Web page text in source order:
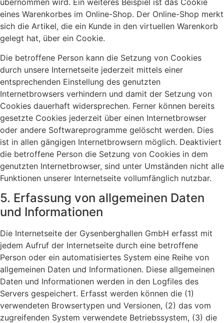
übernommen wird. Ein weiteres Beispiel ist das Cookie
eines Warenkorbes im Online-Shop. Der Online-Shop merkt
sich die Artikel, die ein Kunde in den virtuellen Warenkorb
gelegt hat, über ein Cookie.
Die betroffene Person kann die Setzung von Cookies
durch unsere Internetseite jederzeit mittels einer
entsprechenden Einstellung des genutzten
Internetbrowsers verhindern und damit der Setzung von
Cookies dauerhaft widersprechen. Ferner können bereits
gesetzte Cookies jederzeit über einen Internetbrowser
oder andere Softwareprogramme gelöscht werden. Dies
ist in allen gängigen Internetbrowsern möglich. Deaktiviert
die betroffene Person die Setzung von Cookies in dem
genutzten Internetbrowser, sind unter Umständen nicht alle
Funktionen unserer Internetseite vollumfänglich nutzbar.
5. Erfassung von allgemeinen Daten
und Informationen
Die Internetseite der Gysenberghallen GmbH erfasst mit
jedem Aufruf der Internetseite durch eine betroffene
Person oder ein automatisiertes System eine Reihe von
allgemeinen Daten und Informationen. Diese allgemeinen
Daten und Informationen werden in den Logfiles des
Servers gespeichert. Erfasst werden können die (1)
verwendeten Browsertypen und Versionen, (2) das vom
zugreifenden System verwendete Betriebssystem, (3) die